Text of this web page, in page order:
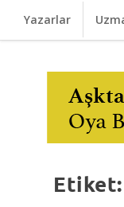
Yazarlar
Etiket: